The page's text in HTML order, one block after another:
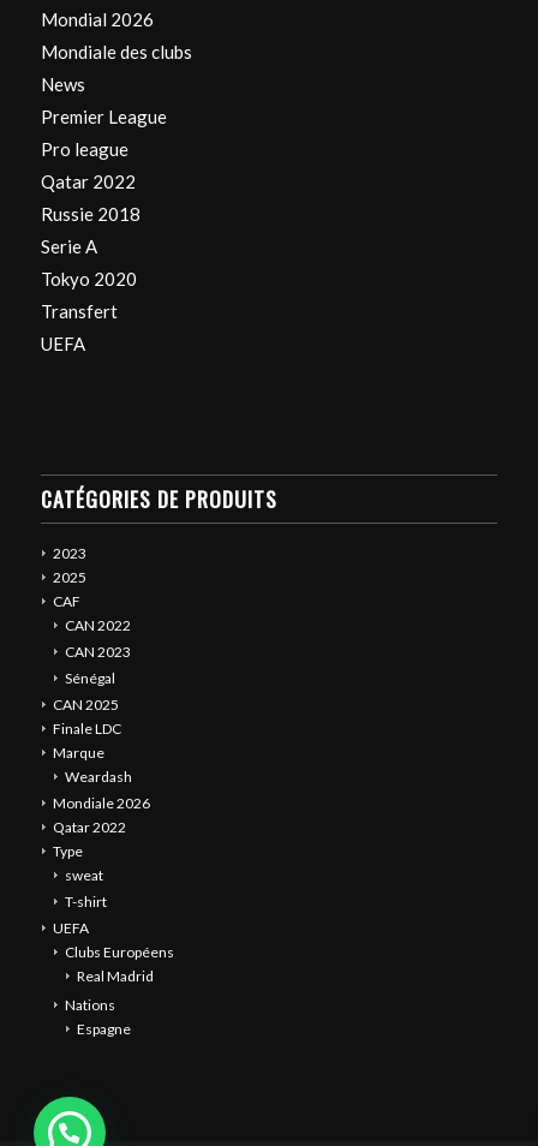
Mondial 2026
Mondiale des clubs
News
Premier League
Pro league
Qatar 2022
Russie 2018
Serie A
Tokyo 2020
Transfert
UEFA
CATÉGORIES DE PRODUITS
2023
2025
CAF
CAN 2022
CAN 2023
Sénégal
CAN 2025
Finale LDC
Marque
Weardash
Mondiale 2026
Qatar 2022
Type
sweat
T-shirt
UEFA
Clubs Européens
Real Madrid
Nations
Espagne